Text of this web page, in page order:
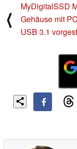
⟨
MyDigitalSSD
Gehäuse mit
USB 3.1